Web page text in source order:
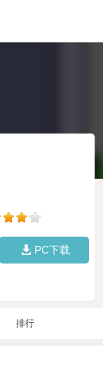
PC下载
排行